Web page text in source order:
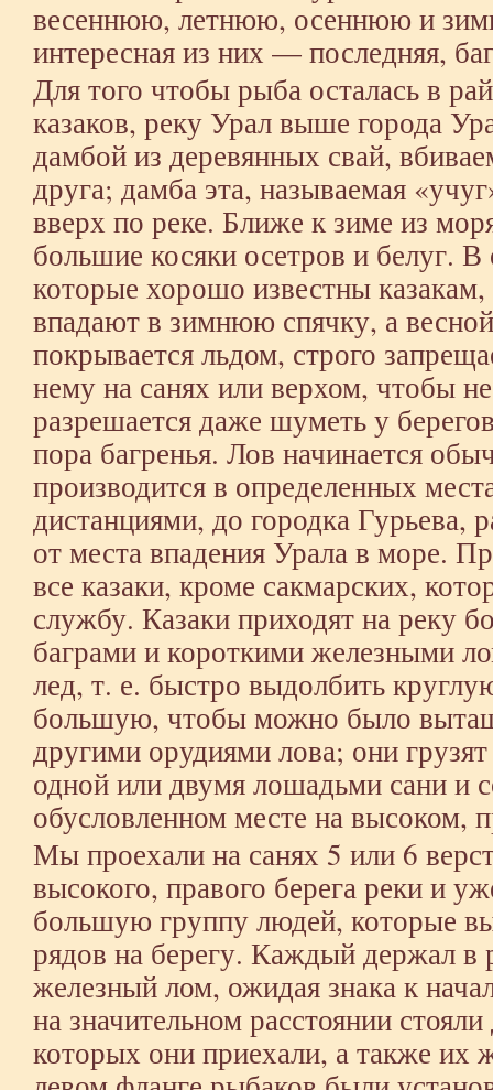
весеннюю, летнюю, осеннюю и
интересная из них — последняя,
Для того чтобы рыба осталась в
казаков, реку Урал выше города
дамбой из деревянных свай,
друга; дамба эта, называемая
вверх по реке. Ближе к зиме из
большие косяки осетров и белуг.
которые хорошо известны
впадают в зимнюю спячку, а
покрывается льдом, строго
нему на санях или верхом, чтобы
разрешается даже шуметь у
пора багренья. Лов начинается
производится в определенных
дистанциями, до городка Гурьева,
от места впадения Урала в море.
все казаки, кроме сакмарских,
службу. Казаки приходят на реку
баграми и короткими железными
лед, т. е. быстро выдолбить
большую, чтобы можно было
другими орудиями лова; они
одной или двумя лошадьми сани и
обусловленном месте на высоком,
Мы проехали на санях 5 или 6
высокого, правого берега реки и
большую группу людей, которые
рядов на берегу. Каждый держал в
железный лом, ожидая знака к
на значительном расстоянии
которых они приехали, а также